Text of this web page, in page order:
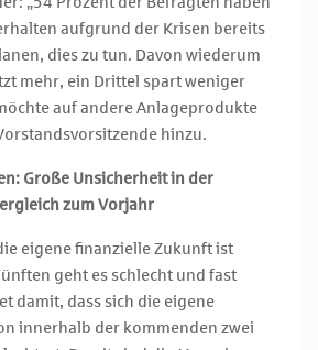
aufgrund der Krisen bereits
dies zu tun. Davon wiederum
mehr, ein Drittel spart weniger
auf andere Anlageprodukte
hinzu.
Große Unsicherheit in der
zum Vorjahr
eigene finanzielle Zukunft ist
geht es schlecht und fast
damit, dass sich die eigene
innerhalb der kommenden zwei